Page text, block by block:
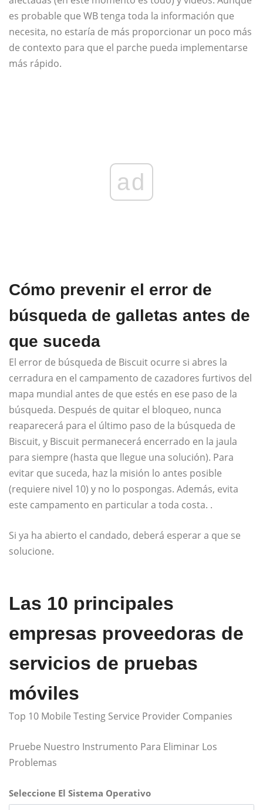
es probable que WB tenga toda la información que
necesita, no estaría de más proporcionar un poco más
de contexto para que el parche pueda implementarse
más rápido.
ad
Cómo prevenir el error de
búsqueda de galletas antes de
que suceda
El error de búsqueda de Biscuit ocurre si abres la
cerradura en el campamento de cazadores furtivos del
mapa mundial antes de que estés en ese paso de la
búsqueda. Después de quitar el bloqueo, nunca
reaparecerá para el último paso de la búsqueda de
Biscuit, y Biscuit permanecerá encerrado en la jaula
para siempre (hasta que llegue una solución). Para
evitar que suceda, haz la misión lo antes posible
(requiere nivel 10) y no lo pospongas. Además, evita
este campamento en particular a toda costa. .
Si ya ha abierto el candado, deberá esperar a que se
solucione.
Las 10 principales
empresas proveedoras de
servicios de pruebas
móviles
Top 10 Mobile Testing Service Provider Companies
Pruebe Nuestro Instrumento Para Eliminar Los
Problemas
Seleccione El Sistema Operativo